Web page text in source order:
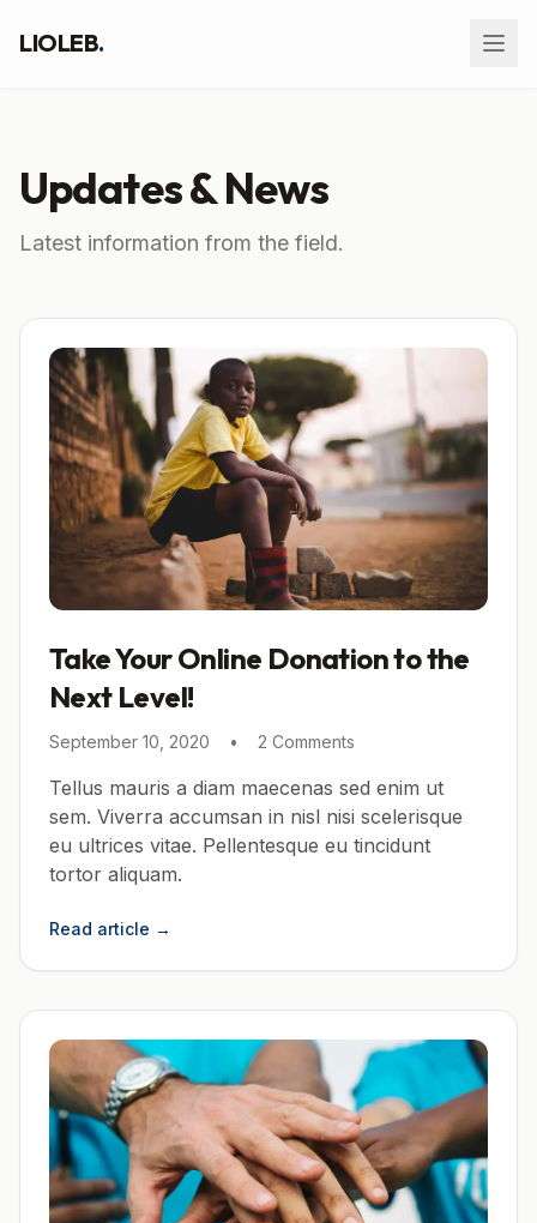
LIOLEB.
Updates & News
Latest information from the field.
Take Your Online Donation to the
Next Level!
September 10, 2020 • 2 Comments
Tellus mauris a diam maecenas sed enim ut
sem. Viverra accumsan in nisl nisi scelerisque
eu ultrices vitae. Pellentesque eu tincidunt
tortor aliquam.
Read article →